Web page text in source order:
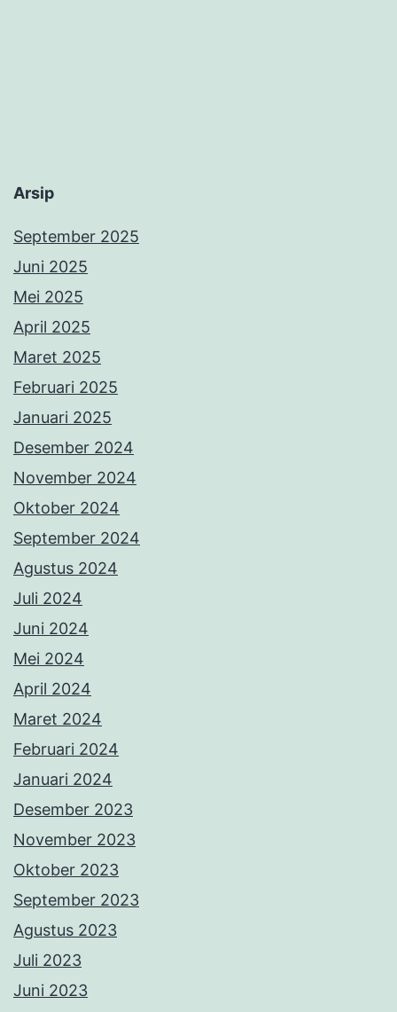
Arsip
September 2025
Juni 2025
Mei 2025
April 2025
Maret 2025
Februari 2025
Januari 2025
Desember 2024
November 2024
Oktober 2024
September 2024
Agustus 2024
Juli 2024
Juni 2024
Mei 2024
April 2024
Maret 2024
Februari 2024
Januari 2024
Desember 2023
November 2023
Oktober 2023
September 2023
Agustus 2023
Juli 2023
Juni 2023